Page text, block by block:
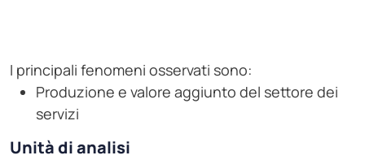
I principali fenomeni osservati sono:
Produzione e valore aggiunto del settore dei
servizi
Unità di analisi